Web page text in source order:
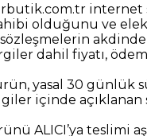
olduğunu ve
dahil fiyatı,
yasal 30 günlük
içinde
ALICI’ya teslimi